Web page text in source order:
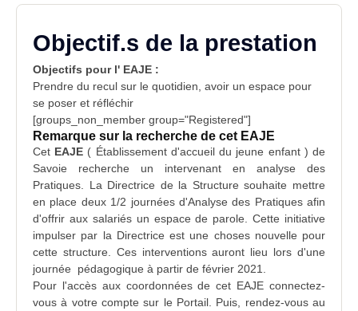
Objectif.s de la prestation
Objectifs pour l' EAJE :
Prendre du recul sur le quotidien, avoir un espace pour
se poser et réfléchir
[groups_non_member group="Registered"]
Remarque sur la recherche de cet EAJE
Cet EAJE ( Établissement d'accueil du jeune enfant ) de
Savoie recherche un intervenant en analyse des
Pratiques . La Directrice de la Structure souhaite mettre
en place deux 1/2 journées d'Analyse des Pratiques afin
d'offrir aux salariés un espace de parole. Cette initiative
impulser par la Directrice est une choses nouvelle pour
cette structure. Ces interventions auront lieu lors d'une
journée pédagogique à partir de février 2021.
Pour l'accès aux coordonnées de cet EAJE connectez-
vous à votre compte sur le Portail. Puis, rendez-vous au